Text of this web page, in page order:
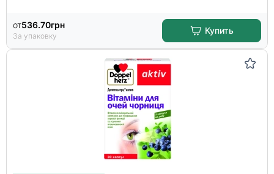
от536.70грн
За упаковку
Купить